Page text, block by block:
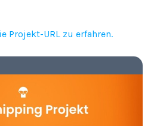
Projekt-URL zu erfahren.